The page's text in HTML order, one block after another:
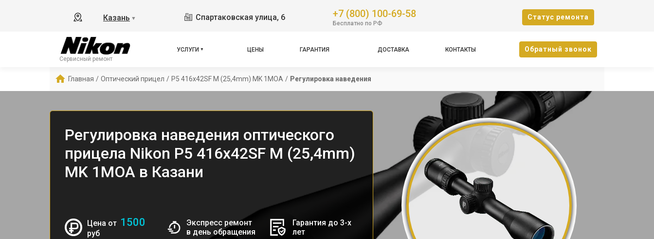
Казань ▼ Спартаковская улица, 6 +7 (800) 100-69-58
Бесплатно по РФ
Cтатус ремонта
Сервисный ремонт
УСЛУГИ ЦЕНЫ ГАРАНТИЯ ДОСТАВКА КОНТАКТЫ Oбратный звонок
Главная / Оптический прицел / P5 416x42SF M (25,4mm) MK 1MOA / Регулировка наведения
Регулировка наведения оптического
прицела Nikon P5 416x42SF M (25,4mm)
MK 1MOA в Казани
Цена от 1500
руб
Экспресс ремонт
в день обращения
Гарантия до 3-х
лет